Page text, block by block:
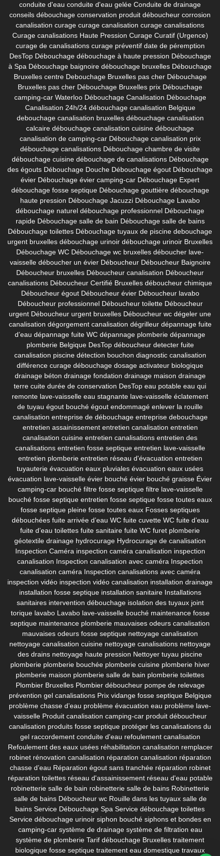
conduite d'eau conduite d'eau gelée Conduite de drainage
conseils débouchage conservation produit déboucheur corrosion
canalisation curage curage canalisation curage canalisations
Curage canalisations Haute Pression Curage Curatif (Urgence)
curage de canalisations curage préventif date de péremption
DesTop Débouchage débouchage à haute pression Débouchage
à Spa Débouchage baignoire débouchage bruxelles Débouchage
Bruxelles centre Debouchage Bruxelles pas cher Débouchage
Bruxelles pas cher Débouchage Bruxelles prix Débouchage
camping-car Waterloo Débouchage Canalisation Débouchage
Canalisation 24h/24 débouchage canalisation Belgique
debouchage canalisation bruxelles débouchage canalisation
calcaire débouchage canalisation cuisine débouchage
canalisation de camping-car Débouchage canalisation prix
débouchage canalisations Débouchage chambre de visite
débouchage cuisine débouchage de canalisations Débouchage
des égouts Débouchage Douche Débouchage égout Débouchage
évier Débouchage évier camping-car Débouchage Expert
débouchage fosse septique Débouchage gouttière débouchage
haute pression Débouchage Jacuzzi Débouchage Lavabo
débouchage naturel débouchage professionnel Débouchage
rapide Débouchage salle de bain Débouchage salle de bains
Débouchage toilettes Débouchage tuyaux de piscine debouchage
urgent bruxelles débouchage urinoir débouchage urinoir Bruxelles
Débouchage WC Débouchage wc bruxelles déboucher lave-
vaisselle déboucher un évier Déboucheur Déboucheur Baignoire
Déboucheur bruxelles Déboucheur canalisation Déboucheur
canalisations Déboucheur Certifié Bruxelles déboucheur chimique
Déboucheur égout Déboucheur évier Déboucheur lavabo
Déboucheur professionnel Déboucheur toilette Déboucheur
urgent Déboucheur urgent bruxelles Déboucheur wc dégeler une
canalisation dégorgement canalisation dégrilleur dépannage fuite
d’eau dépannage fuite WC dépannage plomberie dépannage
plomberie Belgique DesTop déboucheur detecter fuite
canalisation piscine détection bouchon diagnostic canalisation
différence curage débouchage dosage activateur biologique
drainage béton drainage fondation drainage maison drainage
terre cuite durée de conservation DesTop eau potable eau qui
remonte lave-vaisselle eau stagnante lave-vaisselle éclatement
de tuyau égout bouché égout endommagé enlever la rouille
canalisation entreprise de débouchage entreprise debouchage
entretien assainissement entretien canalisation entretien
canalisation cuisine entretien canalisations entretien des
canalisations entretien fosse septique entretien lave-vaisselle
entretien plomberie entretien réseau d'évacuation entretien
tuyauterie évacuation eaux pluviales évacuation eaux usées
évacuation lave-vaisselle évier bouché évier bouché graisse Évier
camping-car bouché filtre fosse septique filtre lave-vaisselle
bouché fosse septique entretien fosse septique fosse toutes eaux
fosse septique pleine fosse toutes eaux Fosses septiques
débouchées fuite arrivée d’eau WC fuite cuvette WC fuite d’eau
fuite d’eau toilettes fuite sanitaire fuite WC furet plomberie
géotextile drainage hydrocurage Hydrocurage de canalisation
Inspection Caméra inspection caméra canalisation inspection
canalisation Inspection canalisation avec caméra Inspection
canalisation caméra Inspection canalisations avec caméra
inspection vidéo inspection vidéo canalisation installation drainage
installation fosse septique installation sanitaire Installations
sanitaires intervention débouchage isolation des tuyaux joint
torique lavabo Lavabo lave-vaisselle bouché maintenance fosse
septique maintenance plomberie mauvaises odeurs canalisation
mauvaises odeurs fosse septique nettoyage canalisation
nettoyage canalisation cuisine nettoyage canalisations nettoyage
des drains nettoyage haute pression Nettoyer tuyau piscine
plomberie plomberie bouchée plomberie cuisine plomberie hiver
plomberie maison plomberie salle de bain plomberie toilettes
Plombier Bruxelles Plombier déboucheur pompe de relevage
prévention gel canalisations Prix vidange fosse septique Belgique
problème chasse d’eau problème évacuation eau problème lave-
vaisselle Produit canalisation camping-car produit déboucheur
canalisation produits fosse septique protéger les canalisations du
gel raccordement conduite d'eau refoulement canalisation
Refoulement des eaux usées réhabilitation canalisation remplacer
robinet rénovation canalisation réparation canalisation réparation
chasse d’eau Réparation égout sans tranchée réparation robinet
réparation toilettes réseau d'assainissement réseau d'eau potable
robinetterie salle de bain robinetterie salle de bains Robinetterie
salle de bains Déboucheur wc Rouille dans les tuyaux salle de
bains Service Débouchage Spa Service débouchage toilettes
Service débouchage urinoir siphon bouché siphons et bondes en
camping-car système de drainage système de filtration eau
système de plomberie Tarif débouchage Bruxelles traitement
biologique fosse septique traitement eau domestique travaux